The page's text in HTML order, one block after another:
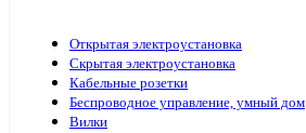
Открытая электроустановка
Скрытая электроустановка
Кабельные розетки
Беспроводное управление, умный дом
Вилки